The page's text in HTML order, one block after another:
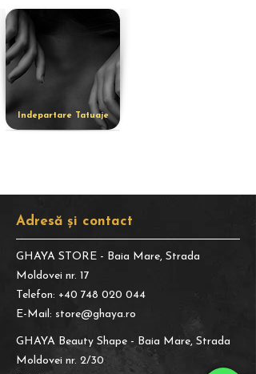
Indepartare Tatuaje
Adresă și contact
GHAYA STORE - Baia Mare, Strada
Moldovei nr. 17
Telefon: +40 748 020 044
E-Mail: store@ghaya.ro
GHAYA Beauty Shape - Baia Mare, Strada
Moldovei nr. 2/30